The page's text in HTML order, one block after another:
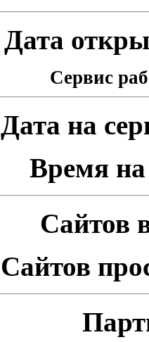
Дата
Сервис
Дата на
Время на
Сайтов
Сайтов